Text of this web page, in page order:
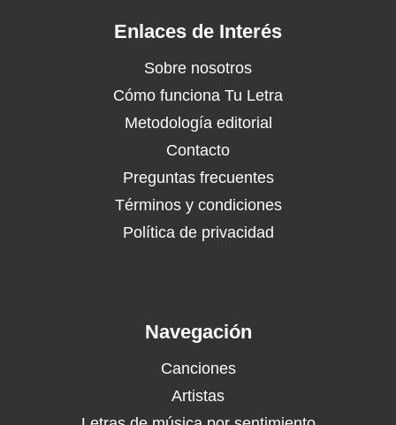
Enlaces de Interés
Sobre nosotros
Cómo funciona Tu Letra
Metodología editorial
Contacto
Preguntas frecuentes
Términos y condiciones
Política de privacidad
Navegación
Canciones
Artistas